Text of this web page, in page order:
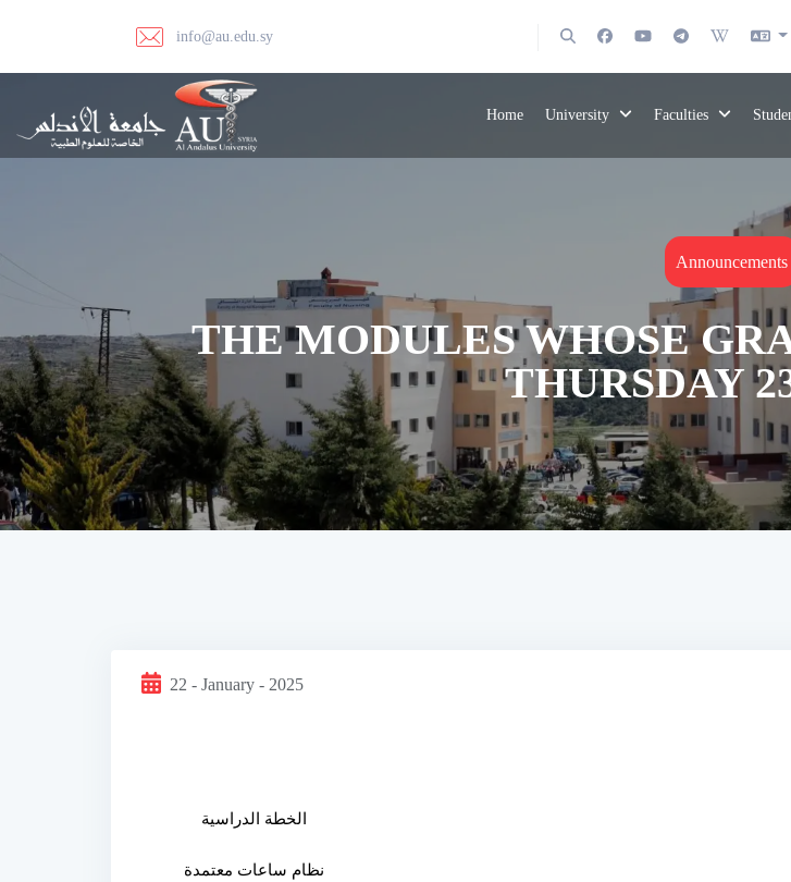
info@au.edu.sy
Home University Faculties
Announcements
THE MODULES WHOSE
THURSDAY
22 - January - 2025
الخطة الدراسية
نظام ساعات معتمدة